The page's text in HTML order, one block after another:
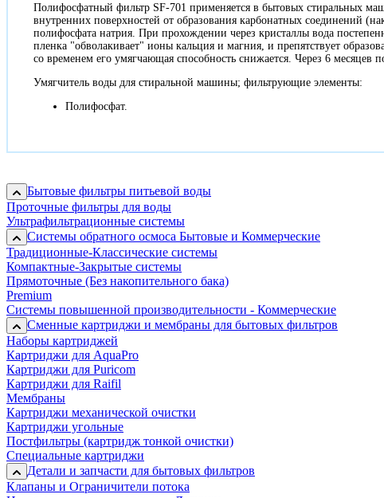
Полифосфатный фильтр SF-701 применяется в бытовых стиральных
внутренних поверхностей от образования карбонатных соединений
полифосфата натрия. При прохождении через кристаллы вода
пленка "обволакивает" ионы кальция и магния, и препятствует
со временем его умягчающая способность снижается. Через 6 месяцев
Умягчитель воды для стиральной машины; фильтрующие элементы:
Полифосфат.
Бытовые фильтры питьевой воды
Проточные фильтры для воды
Ультрафильтрационные системы
Системы обратного осмоса Бытовые и Коммерческие
Традиционные-Классические системы
Компактные-Закрытые системы
Прямоточные (Без накопительного бака)
Premium
Системы повышенной производительности - Коммерческие
Сменные картриджи и мембраны для бытовых фильтров
Наборы картриджей
Картриджи для AquaPro
Картриджи для Puricom
Картриджи для Raifil
Мембраны
Картриджи механической очистки
Картриджи угольные
Постфильтры (картридж тонкой очистки)
Специальные картриджи
Детали и запчасти для бытовых фильтров
Клапаны и Ограничители потока